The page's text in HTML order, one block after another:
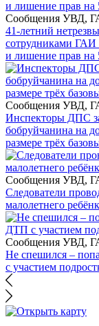
Сообщения УВД,
41-летний
сотрудниками ГАИ
и лишение прав на
Сообщения УВД,
Инспекторы ДПС
бобруйчанина на
размере трёх
Сообщения УВД,
Следователи
малолетнего
Сообщения УВД,
Не спешился –
с участием